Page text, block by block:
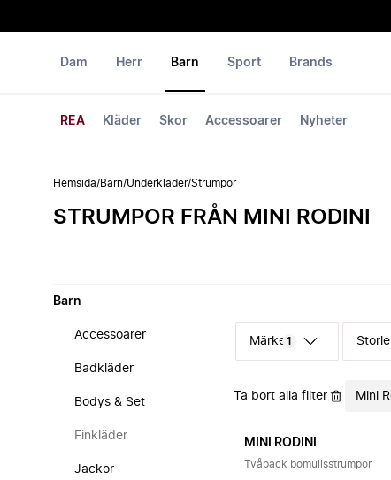
Dam Herr Barn
REA Kläder Skor Accessoarer Nyheter
Sport Brands
Hemsida/Barn/Underkläder/Strumpor
STRUMPOR FRÅN MINI RODINI
Barn
Accessoarer
Badkläder
Bodys & Set
Finkläder
Jackor
Märke 1
Ta bort alla filter Mini
MINI RODINI
Tvåpack bomullsstrumpor